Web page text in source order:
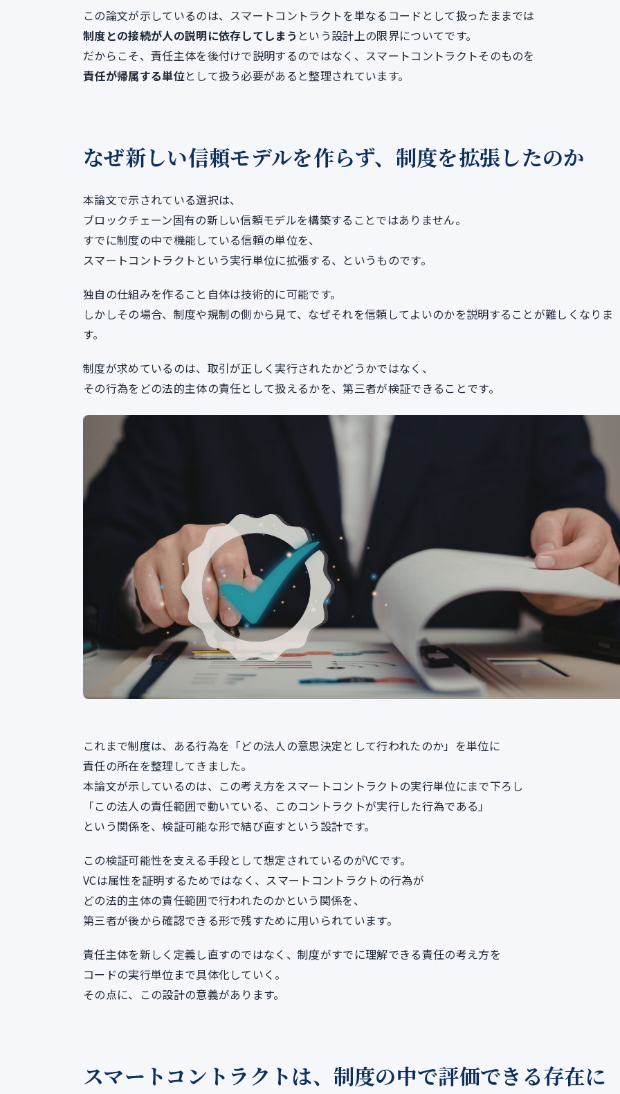
この論文が示しているのは、スマートコントラクトを単なるコードとして扱ったままでは
制度との接続が人の説明に依存してしまう という設計上の限界についてです。
だからこそ、責任主体を後付けで説明するのではなく、スマートコントラクトそのものを
責任が帰属する単位として扱う必要があると整理されています。
なぜ新しい信頼モデルを作らず、制度を拡張したのか
本論文で示されている選択は、
ブロックチェーン固有の新しい信頼モデルを構築することではありません。
すでに制度の中で機能している信頼の単位を、
スマートコントラクトという実行単位に拡張する、というものです。
独自の仕組みを作ること自体は技術的に可能です。
しかしその場合、制度や規制の側から見て、なぜそれを信頼してよいのかを説明することが難しくなりま
す。
制度が求めているのは、取引が正しく実行されたかどうかではなく、
その行為をどの法的主体の責任として扱えるかを、第三者が検証できることです。
これまで制度は、ある行為を「どの法人の意思決定として行われたのか」を単位に
責任の所在を整理してきました。
本論文が示しているのは、この考え方をスマートコントラクトの実行単位にまで下ろし
「この法人の責任範囲で動いている、このコントラクトが実行した行為である」
という関係を、検証可能な形で結び直すという設計です。
この検証可能性を支える手段として想定されているのがVCです。
VCは属性を証明するためではなく、スマートコントラクトの行為が
どの法的主体の責任範囲で行われたのかという関係を、
第三者が後から確認できる形で残すために用いられています。
責任主体を新しく定義し直すのではなく、制度がすでに理解できる責任の考え方を
コードの実行単位まで具体化していく。
その点に、この設計の意義があります。
スマートコントラクトは、制度の中で評価できる存在に